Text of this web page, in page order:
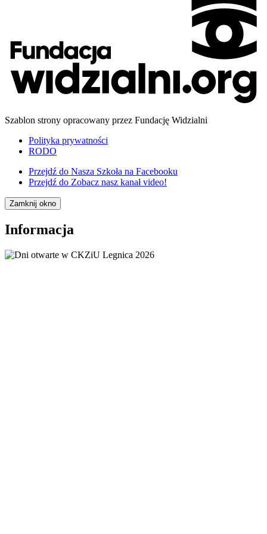
Szablon strony opracowany przez Fundację Widzialni
Polityka prywatności
RODO
Przejdź do Nasza Szkoła na Facebooku
Przejdź do Zobacz nasz kanał video!
Zamknij okno
Informacja